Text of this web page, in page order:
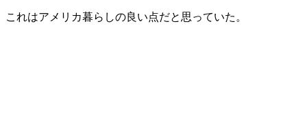
これはアメリカ暮らしの良い点だと思っていた。